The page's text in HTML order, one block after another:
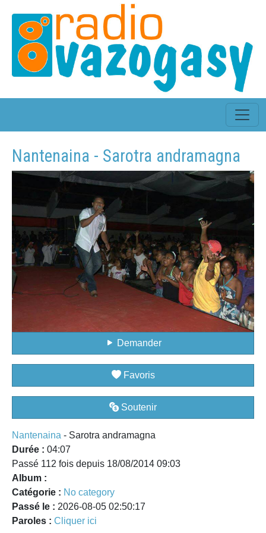
Nantenaina - Sarotra andramagna
Demander
Favoris
Soutenir
Nantenaina - Sarotra andramagna
Durée : 04:07
Passé 112 fois depuis 18/08/2014 09:03
Album :
Catégorie : No category
Passé le : 2026-08-05 02:50:17
Paroles : Cliquer ici